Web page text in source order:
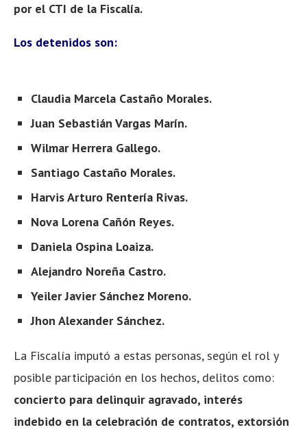
por el CTI de la Fiscalía.
Los detenidos son:
Claudia Marcela Castaño Morales.
Juan Sebastián Vargas Marín.
Wilmar Herrera Gallego.
Santiago Castaño Morales.
Harvis Arturo Rentería Rivas.
Nova Lorena Cañón Reyes.
Daniela Ospina Loaiza.
Alejandro Noreña Castro.
Yeiler Javier Sánchez Moreno.
Jhon Alexander Sánchez.
La Fiscalía imputó a estas personas, según el rol y
posible participación en los hechos, delitos como:
concierto para delinquir agravado, interés
indebido en la celebración de contratos, extorsión